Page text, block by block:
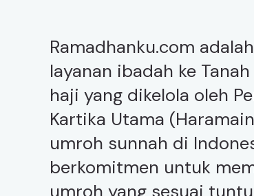
Ramadhanku.com
layanan ibadah ke
haji yang dikelola oleh
Kartika Utama
umroh sunnah di
berkomitmen untuk